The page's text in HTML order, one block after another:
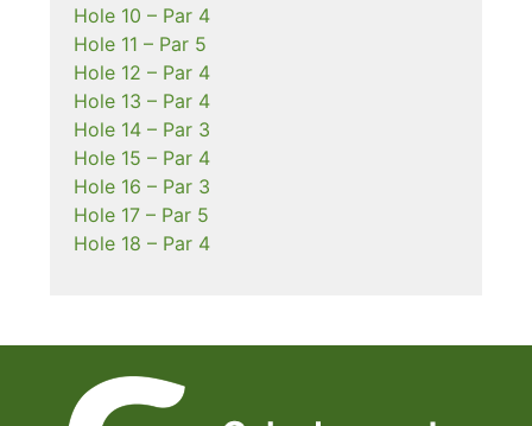
Hole 10 – Par 4
Hole 11 – Par 5
Hole 12 – Par 4
Hole 13 – Par 4
Hole 14 – Par 3
Hole 15 – Par 4
Hole 16 – Par 3
Hole 17 – Par 5
Hole 18 – Par 4